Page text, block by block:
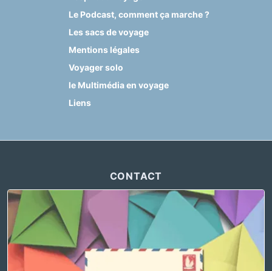
Le Podcast, comment ça marche ?
Les sacs de voyage
Mentions légales
Voyager solo
le Multimédia en voyage
Liens
CONTACT